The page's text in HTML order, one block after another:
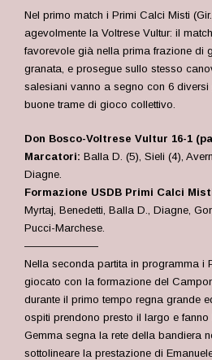
Nel primo match i Primi Calci Misti
agevolmente la Voltrese Vultur: il
favorevole già nella prima frazione di
granata, e prosegue sullo stesso
salesiani vanno a segno con 6
buone trame di gioco collettivo.
Don Bosco-Voltrese Vultur 16-1
Marcatori: Balla D. (5), Sieli (4),
Diagne.
Formazione USDB Primi Calci
Myrtaj, Benedetti, Balla D., Diagne,
Pucci-Marchese.
———————
Nella seconda partita in programma i
giocato con la formazione del
durante il primo tempo regna grande
ospiti prendono presto il largo e
Gemma segna la rete della bandiera
sottolineare la prestazione di